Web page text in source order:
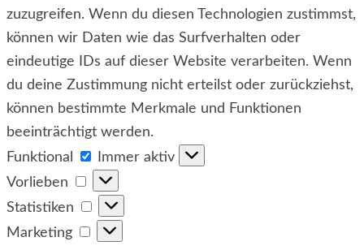
zuzugreifen. Wenn du diesen Technologien zustimmst,
können wir Daten wie das Surfverhalten oder
eindeutige IDs auf dieser Website verarbeiten. Wenn
du deine Zustimmung nicht erteilst oder zurückziehst,
können bestimmte Merkmale und Funktionen
beeinträchtigt werden.
Funktional
Funktional
Immer aktiv
Vorlieben
Vorlieben
Statistiken
Statistiken
Marketing
Marketing